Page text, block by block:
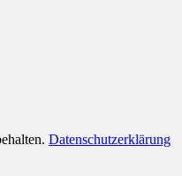
Datenschutzerklärung